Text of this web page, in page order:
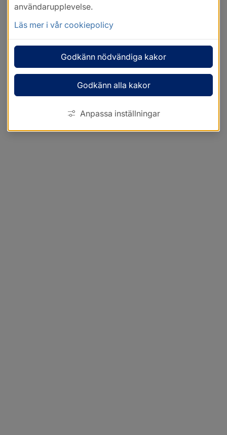
användarupplevelse.
Läs mer i vår cookiepolicy
Godkänn nödvändiga kakor
Godkänn alla kakor
Anpassa inställningar